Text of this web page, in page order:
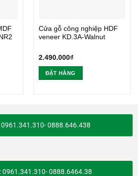
Cửa gỗ công nghiệp HDF
veneer KD.3A-Walnut
2.490.000₫
ĐẶT HÀNG
0961.341.310- 0888.646.438
0961.341.310- 0888.6464.38